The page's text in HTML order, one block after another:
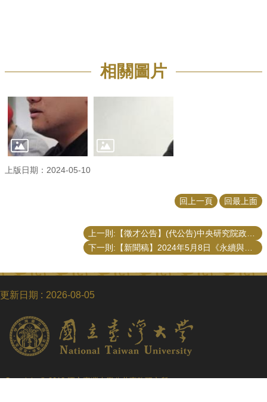
新
相關圖片
上版日期：2024-05-10
回上一頁 回最上面
更新日期 2026-08-05
Copyright © 2018 國立臺灣大學公共事務研究所